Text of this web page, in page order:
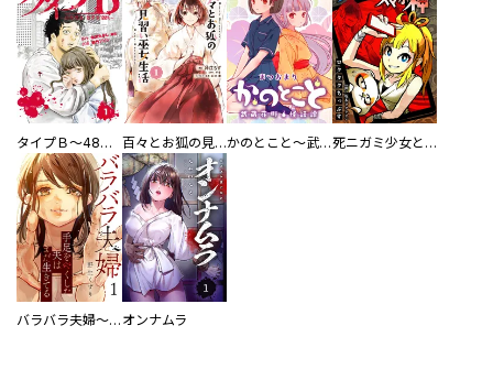
タイプＢ～48時間後、致死率100％～【単話】 百々とお狐の見習い巫女生活【単行本版】 かのとこと～武蔵花町怪話譚～ 【連載版】 死ニガミ少女とスマホ神
バラバラ夫婦～手足をなくした夫はまだ生きてる オンナムラ